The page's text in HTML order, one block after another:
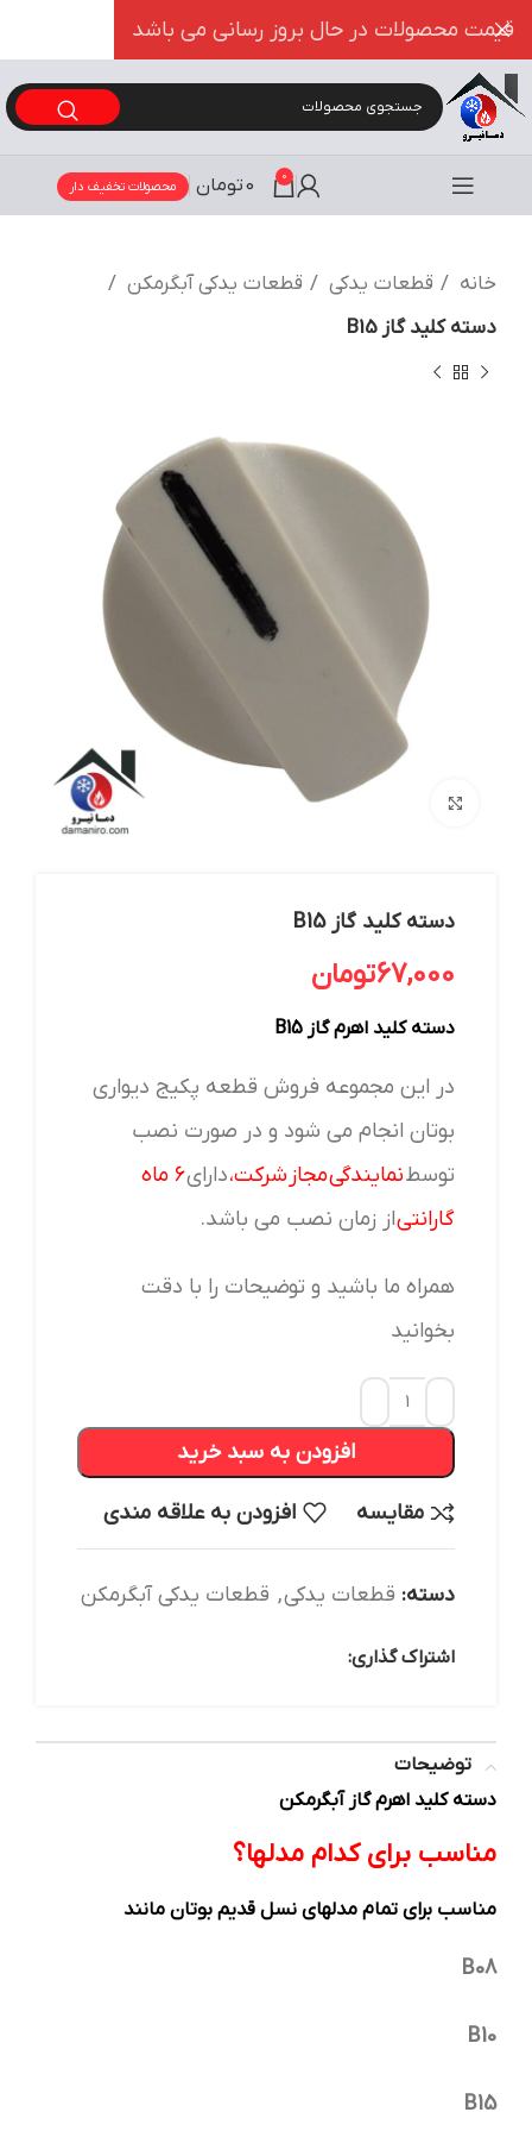
0
0تومان محصولات تخفیف دار
خانه قطعات یدکی
قطعات یدکی آبگرمکن
دسته کلید گاز B15
بزرگنمایی تصویر
دسته کلید گاز B15
67,000تومان
دسته کلید اهرم گاز B15
در این مجموعه فروش قطعه پکیج دیواری
بوتان انجام می شود و در صورت نصب
توسطنمایندگی مجاز شرکت،دارای
۶ ماه
گارانتیاز زمان نصب می باشد.
همراه ما باشید و توضیحات را با دقت
بخوانید
افزودن به سبد خرید
مقایسه افزودن به علاقه مندی
دسته: قطعات یدکی, قطعات یدکی آبگرمکن
اشتراک گذاری:
توضیحات
دسته کلید اهرم گاز آبگرمکن
مناسب برای کدام مدلها؟
مناسب برای تمام مدلهای نسل قدیم بوتان مانند
B08
B10
B15
قیمت محصولات در حال بروز رسانی می باشد